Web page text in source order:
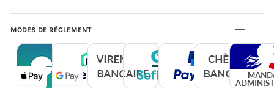
MODES DE RÈGLEMENT